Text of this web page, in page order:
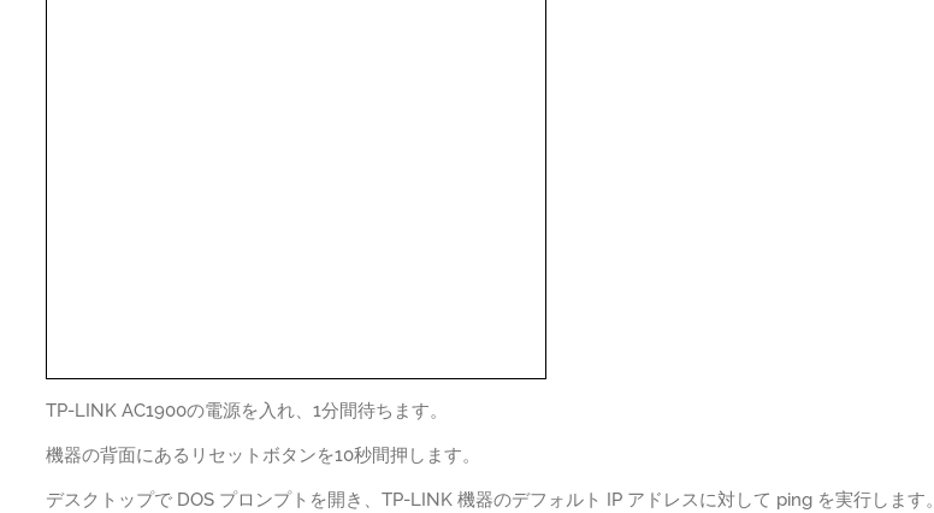
TP-LINK AC1900の電源を入れ、1分間待ちます。
機器の背面にあるリセットボタンを10秒間押します。
デスクトップで DOS プロンプトを開き、TP-LINK 機器のデフォルト IP アドレスに対して ping を実行します。